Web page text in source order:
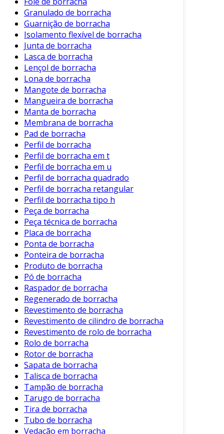
contra intempéries.
Indústria Alimentícia:
bordas de máquinas para garantir higiene
e segurança.
Além dessas, as possibilidades são
praticamente infinitas. O perfil pode ser
customizado conforme a necessidade do
projeto, garantindo versatilidade em seu uso.
Vantagens do Uso de Perfis de
Borracha Retangular
A adoção de perfis de borracha retangular traz
várias vantagens. Estas vantagens se traduzem
em benefícios diretos para seu negócio. Entre
os principais, podemos citar:
Custo-efetividade:A durabilidade do
material reduz a frequência de
substituições.
Melhoria nas Condições de Trabalho:
Reduz a vibração e o ruído em ambientes
industriais.
Facilidade de Instalação:
ser facilmente instalado, exigindo
ferramentas simples.
Conformidade com Normas:Atende a
normas de segurança e qualidade,
especialmente em setores regulados.
Consequentemente, essas vantagens tornam o
perfil de borracha retangular uma escolha
popular em diversas aplicações.
Considerações Finais ao Escolher
Perfis de Borracha Retangular
Granulado de borracha
Guarnição de borracha
Isolamento flexível de borracha
Junta de borracha
Lasca de borracha
Lençol de borracha
Lona de borracha
Mangote de borracha
Mangueira de borracha
Manta de borracha
Membrana de borracha
Pad de borracha
Perfil de borracha
Perfil de borracha em t
Perfil de borracha em u
Perfil de borracha quadrado
Perfil de borracha retangular
Perfil de borracha tipo h
Peça de borracha
Peça técnica de borracha
Placa de borracha
Ponta de borracha
Ponteira de borracha
Produto de borracha
Pó de borracha
Raspador de borracha
Regenerado de borracha
Revestimento de borracha
Revestimento de cilindro de borracha
Revestimento de rolo de borracha
Rolo de borracha
Rotor de borracha
Sapata de borracha
Talisca de borracha
Tampão de borracha
Tarugo de borracha
Tira de borracha
Tubo de borracha
Vedação em borracha